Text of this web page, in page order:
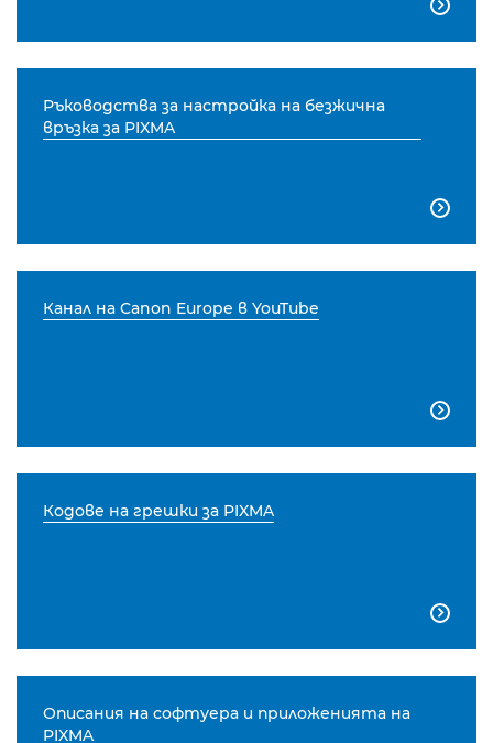

Ръководства за настройка на безжична
връзка за PIXMA

Канал на Canon Europe в YouTube

Кодове на грешки за PIXMA

Описания на софтуера и приложенията на
PIXMA